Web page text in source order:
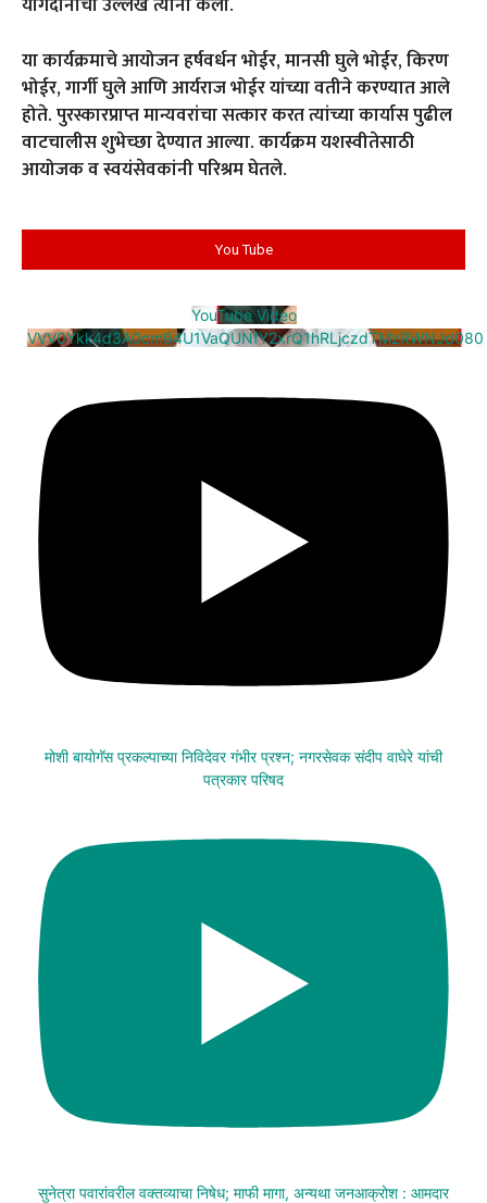
या कार्यक्रमाचे आयोजन हर्षवर्धन भोईर, मानसी घुले भोईर, किरण
भोईर, गार्गी घुले आणि आर्यराज भोईर यांच्या वतीने करण्यात आले
होते. पुरस्कारप्राप्त मान्यवरांचा सत्कार करत त्यांच्या कार्यास पुढील
वाटचालीस शुभेच्छा देण्यात आल्या. कार्यक्रम यशस्वीतेसाठी
आयोजक व स्वयंसेवकांनी परिश्रम घेतले.
You Tube
YouTube Video
VVV0Ykk4d3A0cm94U1VaQUNfY2xrQ1hRLjczdTMzRWNJd080
मोशी बायोगॅस प्रकल्पाच्या निविदेवर गंभीर प्रश्न; नगरसेवक संदीप वाघेरे यांची
पत्रकार परिषद
सुनेत्रा पवारांवरील वक्तव्याचा निषेध; माफी मागा, अन्यथा जनआक्रोश : आमदार